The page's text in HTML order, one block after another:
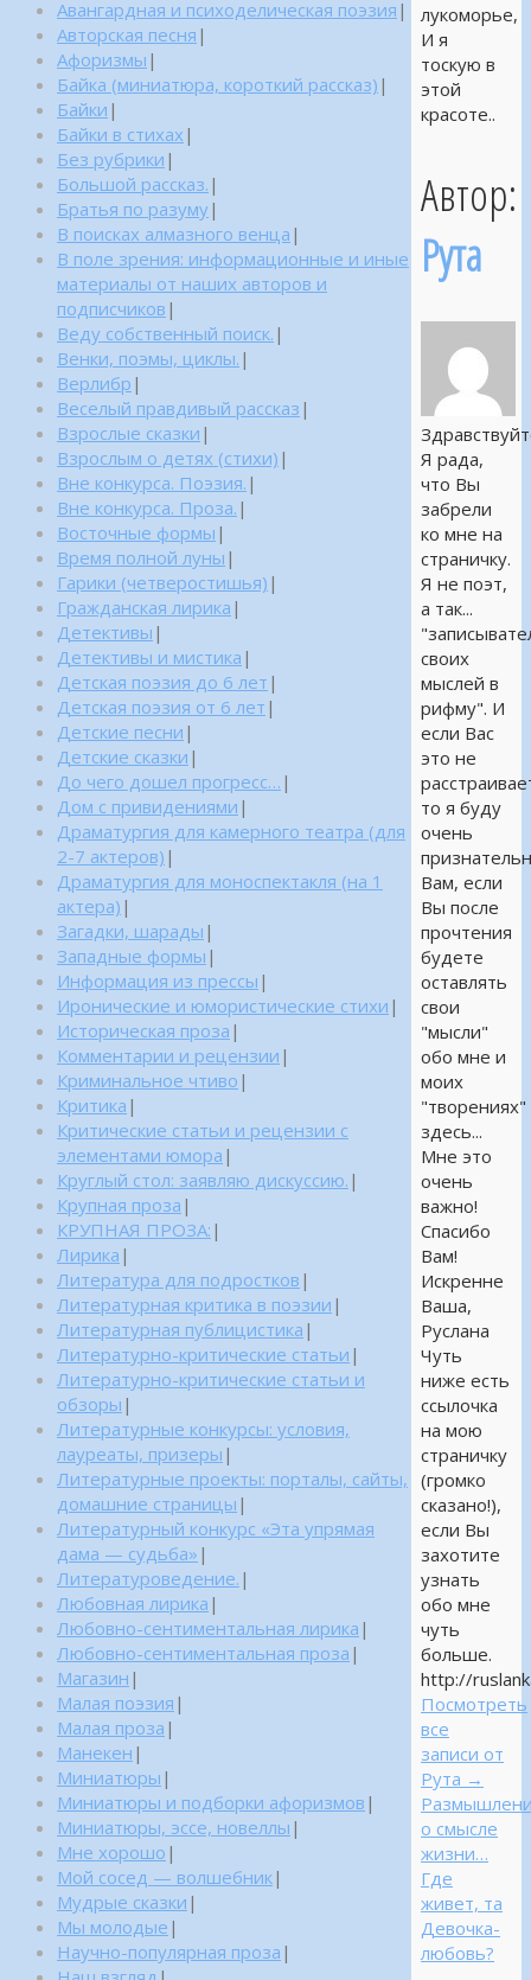
лукоморье,
И я
тоскую в
этой
красоте..
Автор:
Рута
Я рада,
что Вы
забрели
ко мне на
страничку.
Я не поэт,
а так...
своих
мыслей в
рифму". И
если Вас
это не
то я буду
очень
Вам, если
Вы после
прочтения
будете
оставлять
свои
"мысли"
обо мне и
моих
"творениях"
здесь...
Мне это
очень
важно!
Спасибо
Вам!
Искренне
Ваша,
Руслана
Чуть
ниже есть
ссылочка
на мою
страничку
(громко
сказано!),
если Вы
захотите
узнать
обо мне
чуть
больше.
http://
Посмотреть
все
записи от
Рута →
о смысле
жизни…
Где
живет, та
Девочка-
любовь?
Авангардная и психоделическая поэзия |
Авторская песня |
Афоризмы |
Байка (миниатюра, короткий рассказ) |
Байки |
Байки в стихах |
Без рубрики |
Большой рассказ. |
Братья по разуму|
В поисках алмазного венца |
В поле зрения: информационные и иные
материалы от наших авторов и
подписчиков |
Веду собственный поиск. |
Венки, поэмы, циклы. |
Верлибр |
Веселый правдивый рассказ |
Взрослые сказки |
Взрослым о детях (стихи) |
Вне конкурса. Поэзия. |
Вне конкурса. Проза. |
Восточные формы |
Время полной луны |
Гарики (четверостишья) |
Гражданская лирика |
Детективы |
Детективы и мистика |
Детская поэзия до 6 лет |
Детская поэзия от 6 лет |
Детские песни |
Детские сказки |
До чего дошел прогресс… |
Дом с привидениями |
Драматургия для камерного театра (для
2-7 актеров) |
Драматургия для моноспектакля (на 1
актера) |
Загадки, шарады |
Западные формы |
Информация из прессы |
Иронические и юмористические стихи |
Историческая проза |
Комментарии и рецензии |
Криминальное чтиво |
Критика |
Критические статьи и рецензии с
элементами юмора |
Круглый стол: заявляю дискуссию. |
Крупная проза |
КРУПНАЯ ПРОЗА: |
Лирика |
Литература для подростков |
Литературная критика в поэзии |
Литературная публицистика |
Литературно-критические статьи |
Литературно-критические статьи и
обзоры |
Литературные конкурсы: условия,
лауреаты, призеры |
Литературные проекты: порталы, сайты,
домашние страницы |
Литературный конкурс «Эта упрямая
дама — судьба» |
Литературоведение. |
Любовная лирика |
Любовно-сентиментальная лирика |
Любовно-сентиментальная проза |
Магазин |
Малая поэзия |
Малая проза |
Манекен |
Миниатюры |
Миниатюры и подборки афоризмов |
Миниатюры, эссе, новеллы |
Мне хорошо |
Мой сосед — волшебник|
Мудрые сказки |
Мы молодые |
Научно-популярная проза |